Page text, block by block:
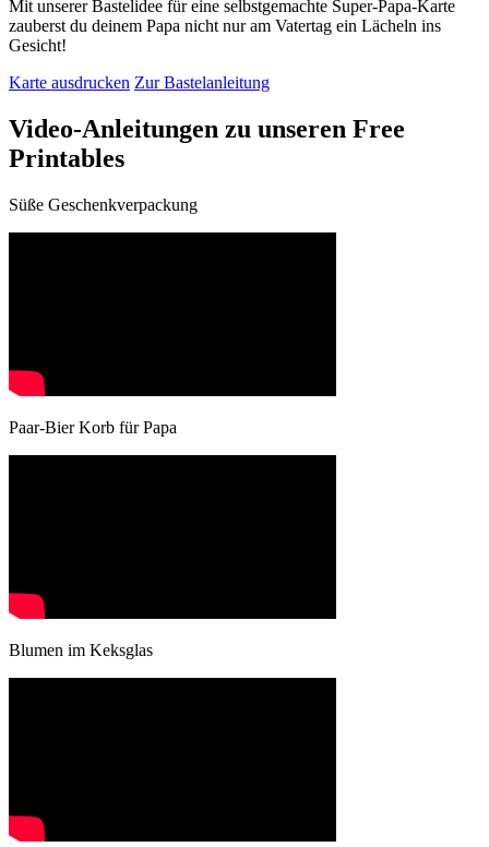
Mit unserer Bastelidee für eine selbstgemachte Super-Papa-Karte
zauberst du deinem Papa nicht nur am Vatertag ein Lächeln ins
Gesicht!
Karte ausdrucken Zur Bastelanleitung
Video-Anleitungen zu unseren Free
Printables
Süße Geschenkverpackung
Paar-Bier Korb für Papa
Blumen im Keksglas